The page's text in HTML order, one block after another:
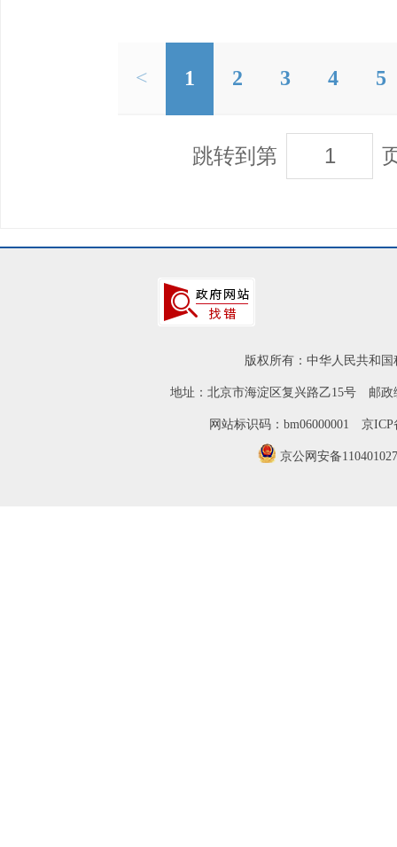
< 1 2 3 4 5
跳转到第
版权所有：中华人民共和
地址：北京市海淀区复兴路乙15号 邮
网站标识码：bm06000001 京ICP
京公网安备